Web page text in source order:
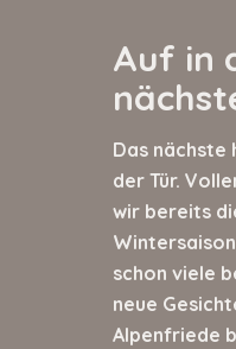
Auf in
Das
der Tür.
wir bereits
schon viele
neue
Alpenfriede